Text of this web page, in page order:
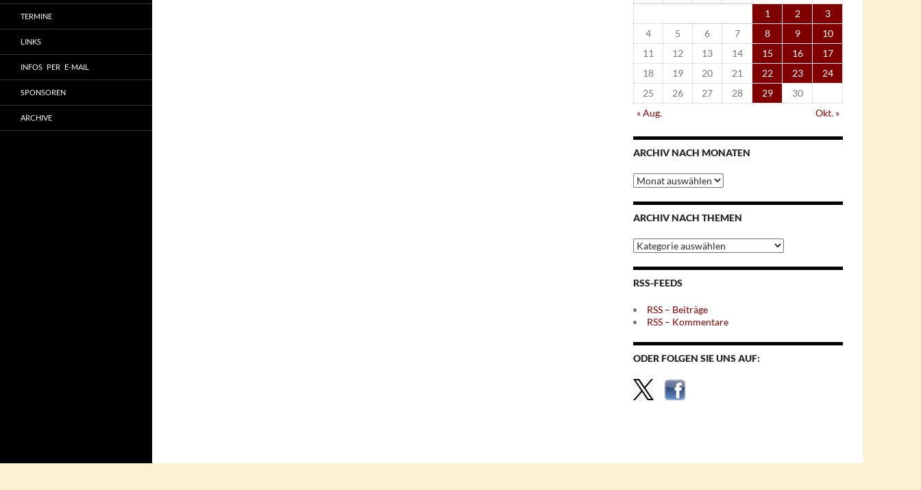
1
2
3
4
5 6 7 8 9
10
11
12 13 14 15 16
17
18
19 20 21 22 23
24
25
26 27 28 29
30
« Aug.
Okt. »
ARCHIV NACH MONATEN
Archiv
nach
Monaten
ARCHIV NACH THEMEN
Archiv
nach
Themen
RSS-FEEDS
RSS – Beiträge
RSS – Kommentare
ODER FOLGEN SIE UNS AUF:
TERMINE
LINKS
INFOS PER E-MAIL
SPONSOREN
ARCHIVE